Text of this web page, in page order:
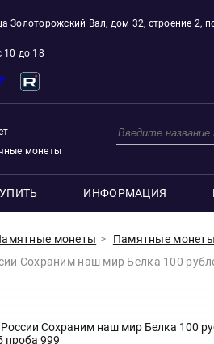
Золоторожский Вал, дом 32, строение 2,
до 18
монеты
ИНФОРМАЦИЯ
монеты
Памятные
Сохраним наш мир Белка 100